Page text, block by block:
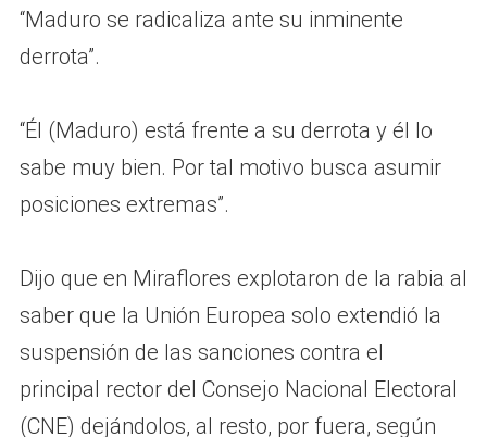
“Maduro se radicaliza ante su inminente
derrota”.
“Él (Maduro) está frente a su derrota y él lo
sabe muy bien. Por tal motivo busca asumir
posiciones extremas”.
Dijo que en Miraflores explotaron de la rabia al
saber que la Unión Europea solo extendió la
suspensión de las sanciones contra el
principal rector del Consejo Nacional Electoral
(CNE) dejándolos, al resto, por fuera, según